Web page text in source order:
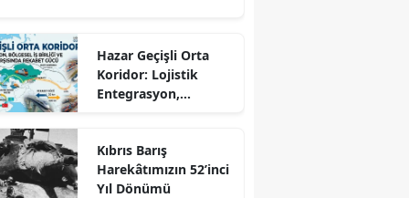
Hazar Geçişli Orta
Koridor: Lojistik
Entegrasyon,
Karşısında Rekabet
Gücü
Kıbrıs Barış
Harekâtımızın 52’inci
Yıl Dönümü